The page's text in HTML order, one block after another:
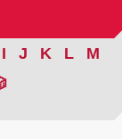
I J K L
M